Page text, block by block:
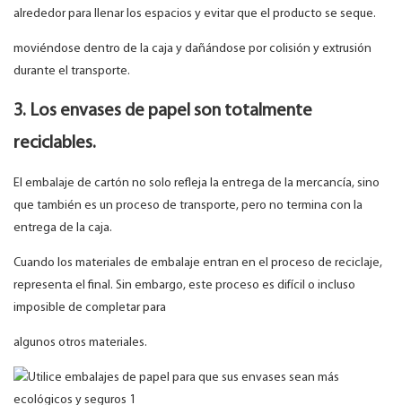
alrededor para llenar los espacios y evitar que el producto se seque.
moviéndose dentro de la caja y dañándose por colisión y extrusión
durante el transporte.
3. Los envases de papel son totalmente
reciclables.
El embalaje de cartón no solo refleja la entrega de la mercancía, sino
que también es un proceso de transporte, pero no termina con la
entrega de la caja.
Cuando los materiales de embalaje entran en el proceso de reciclaje,
representa el final. Sin embargo, este proceso es difícil o incluso
imposible de completar para
algunos otros materiales.